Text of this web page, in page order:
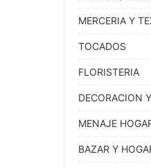
MERCERIA Y
TOCADOS
FLORISTERIA
DECORACION
MENAJE
BAZAR Y